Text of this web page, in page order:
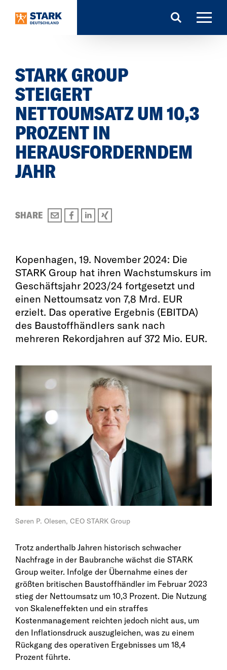
Search
STARK GROUP
STEIGERT
NETTOUMSATZ UM 10,3
PROZENT IN
HERAUSFORDERNDEM
JAHR
SHARE
Kopenhagen, 19. November 2024: Die
STARK Group hat ihren Wachstumskurs im
Geschäftsjahr 2023/24 fortgesetzt und
einen Nettoumsatz von 7,8 Mrd. EUR
erzielt. Das operative Ergebnis (EBITDA)
des Baustoffhändlers sank nach
mehreren Rekordjahren auf 372 Mio. EUR.
Søren P. Olesen, CEO STARK Group
Trotz anderthalb Jahren historisch schwacher
Nachfrage in der Baubranche wächst die STARK
Group weiter. Infolge der Übernahme eines der
größten britischen Baustoffhändler im Februar 2023
stieg der Nettoumsatz um 10,3 Prozent. Die Nutzung
von Skaleneffekten und ein straffes
Kostenmanagement reichten jedoch nicht aus, um
den Inflationsdruck auszugleichen, was zu einem
Rückgang des operativen Ergebnisses um 18,4
Prozent führte.